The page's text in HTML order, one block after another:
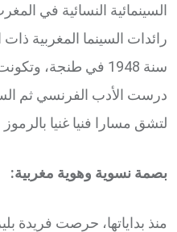
السينمائية النسائية في
رائدات السينما المغربية
سنة 1948 في طنجة،
درست الأدب الفرنسي ثم
لتشق مسارا فنيا غنيا بالرموز
بصمة نسوية وهوية مغربية:
منذ بداياتها، حرصت فريدة